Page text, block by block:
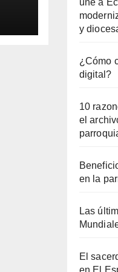
une a
y
¿Cómo
digital?
10
el
en la
Las
El
en El